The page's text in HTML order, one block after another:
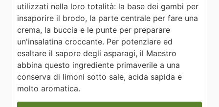
utilizzati nella loro totalità: la base dei gambi per
insaporire il brodo, la parte centrale per fare una
crema, la buccia e le punte per preparare
un'insalatina croccante. Per potenziare ed
esaltare il sapore degli asparagi, il Maestro
abbina questo ingrediente primaverile a una
conserva di limoni sotto sale, acida sapida e
molto aromatica.